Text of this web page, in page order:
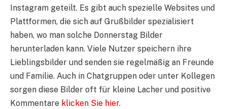
Instagram geteilt. Es gibt auch spezielle Websites und
Plattformen, die sich auf Grußbilder spezialisiert
haben, wo man solche Donnerstag Bilder
herunterladen kann. Viele Nutzer speichern ihre
Lieblingsbilder und senden sie regelmäßig an Freunde
und Familie. Auch in Chatgruppen oder unter Kollegen
sorgen diese Bilder oft für kleine Lacher und positive
Kommentare klicken Sie hier.